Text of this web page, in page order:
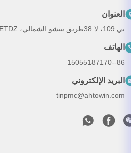
العنوان
بي 109، لا.38طريق يينشو الشمالي، ETDZ، ووهو، أنهوي، الصين
الهاتف
86--15055187170
البريد الإلكتروني
tinpmc@ahtowin.com